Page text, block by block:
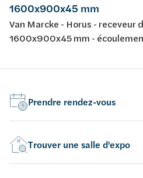
1600x900x45 mm
Van Marcke - Horus - receveur
1600x900x45 mm -
européennes EN 198 , EN 232
Prendre rendez-vous
Trouver une salle d'expo